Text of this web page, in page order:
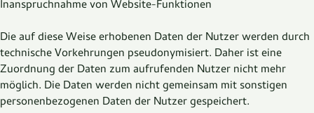
Inanspruchnahme von Website-Funktionen
Die auf diese Weise erhobenen Daten der Nutzer werden durch
technische Vorkehrungen pseudonymisiert. Daher ist eine
Zuordnung der Daten zum aufrufenden Nutzer nicht mehr
möglich. Die Daten werden nicht gemeinsam mit sonstigen
personenbezogenen Daten der Nutzer gespeichert.